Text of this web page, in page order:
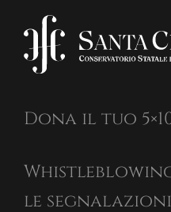
Dona il tuo
le